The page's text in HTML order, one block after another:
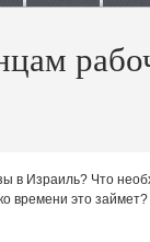
в Израиль? Что
времени это